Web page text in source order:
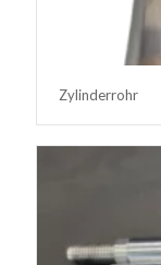
Zylinderrohr